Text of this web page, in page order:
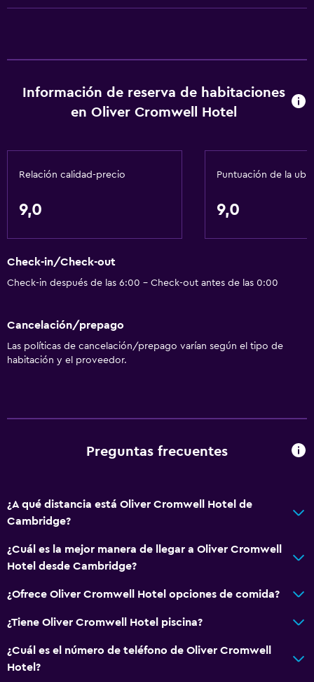
Áreas designadas para fumadores
Piscina y spa
Servicios y facilidades
Aire acondicionado
Lavandería
Estacionamiento y transporte
Estacionamiento
Baño
Secador de pelo
Aire libre
Jardín
Información de reserva de habitaciones
en Oliver Cromwell Hotel
Relación calidad-precio
9,0
Puntuación de la
9,0
Check-in/Check-out
Check-in después de las 6:00 - Check-out antes de las 0:00
Cancelación/prepago
Las políticas de cancelación/prepago varían según el tipo de
habitación y el proveedor.
Preguntas frecuentes
¿A qué distancia está Oliver Cromwell Hotel de
Cambridge?
¿Cuál es la mejor manera de llegar a Oliver Cromwell
Hotel desde Cambridge?
¿Ofrece Oliver Cromwell Hotel opciones de comida?
¿Tiene Oliver Cromwell Hotel piscina?
¿Cuál es el número de teléfono de Oliver Cromwell
Hotel?